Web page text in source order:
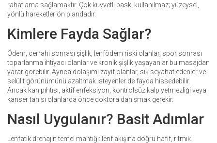
rahatlama sağlamaktır. Çok kuvvetli baskı kullanılmaz; yüzeysel,
yönlü hareketler ön plandadır.
Kimlere Fayda Sağlar?
Ödem, cerrahi sonrası şişlik, lenfödem riski olanlar, spor sonrası
toparlanma ihtiyacı olanlar ve kronik şişlik yaşayanlar bu masajdan
yarar görebilir. Ayrıca dolaşımı zayıf olanlar, sık seyahat edenler ve
selülit görünümünü azaltmak isteyenler de fayda hissedebilir.
Ancak kan pıhtısı, aktif enfeksiyon, kontrolsüz kalp yetmezliği veya
kanser tanısı olanlarda önce doktora danışmak gerekir.
Nasıl Uygulanır? Basit Adımlar
Lenfatik drenajın temel mantığı: lenf akışına doğru hafif, ritmik